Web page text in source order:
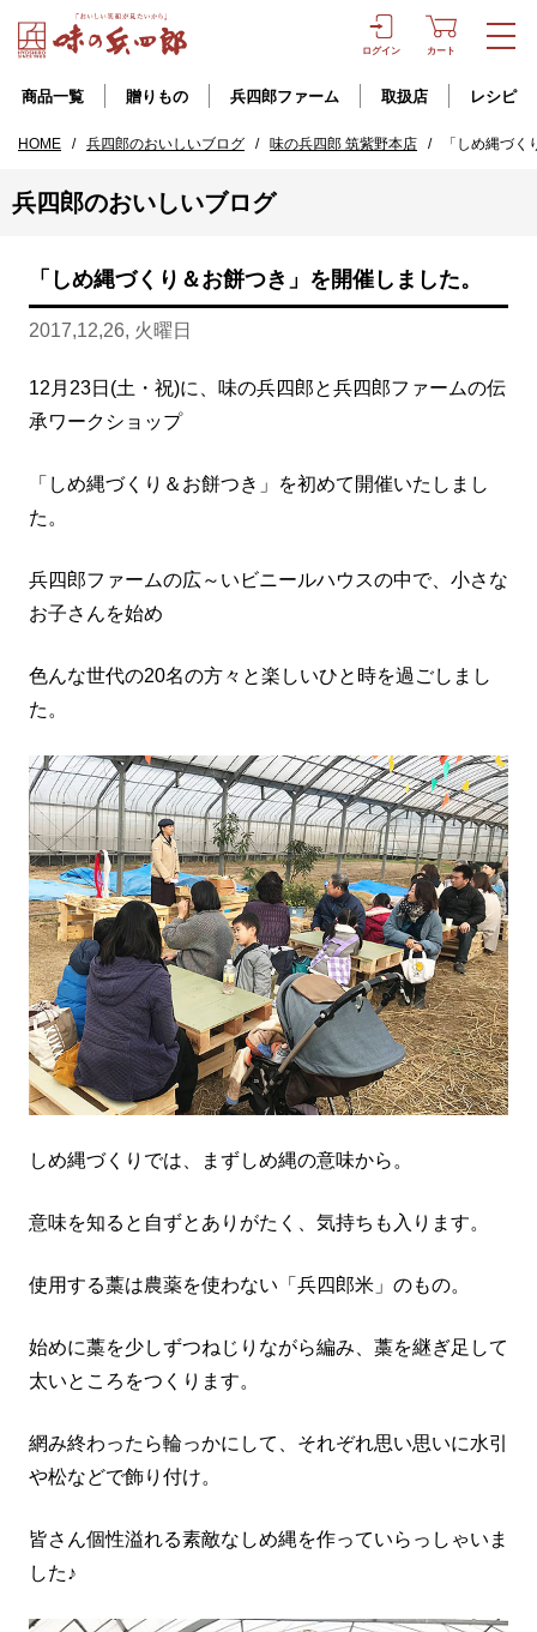
ログイン カート
商品一覧 贈りもの 兵四郎ファーム 取扱店 レシピ
HOME / 兵四郎のおいしいブログ / 味の兵四郎 筑紫野本店 / 「しめ縄づ
兵四郎のおいしいブログ
「しめ縄づくり＆お餅つき」を開催しました。
2017,12,26, 火曜日
12月23日(土・祝)に、味の兵四郎と兵四郎ファームの伝
承ワークショップ
「しめ縄づくり＆お餅つき」を初めて開催いたしまし
た。
兵四郎ファームの広～いビニールハウスの中で、小さな
お子さんを始め
色んな世代の20名の方々と楽しいひと時を過ごしまし
た。
しめ縄づくりでは、まずしめ縄の意味から。
意味を知ると自ずとありがたく、気持ちも入ります。
使用する藁は農薬を使わない「兵四郎米」のもの。
始めに藁を少しずつねじりながら編み、藁を継ぎ足して
太いところをつくります。
網み終わったら輪っかにして、それぞれ思い思いに水引
や松などで飾り付け。
皆さん個性溢れる素敵なしめ縄を作っていらっしゃいま
した♪